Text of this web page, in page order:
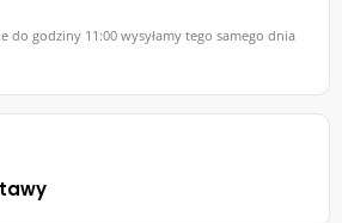
do godziny 11:00 wysyłamy tego samego dnia